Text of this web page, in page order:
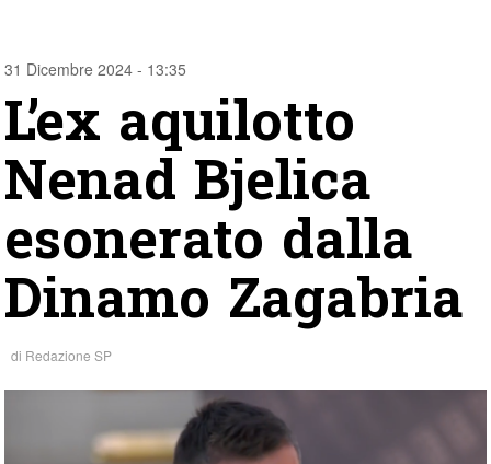
31 Dicembre 2024 - 13:35
L’ex aquilotto
Nenad Bjelica
esonerato dalla
Dinamo Zagabria
di Redazione SP